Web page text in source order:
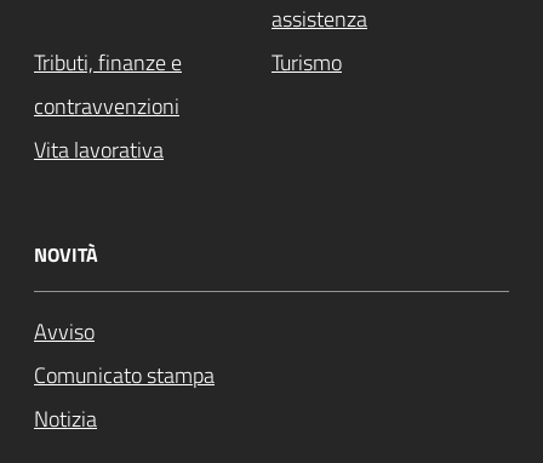
assistenza
Tributi, finanze e
contravvenzioni
Turismo
Vita lavorativa
NOVITÀ
Avviso
Comunicato stampa
Notizia